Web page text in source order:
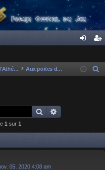
ne cri
Forum d'Athéna Aux portes du Parthénon
c
Rechercher
1 sur 1
05, 2020 4:08 am